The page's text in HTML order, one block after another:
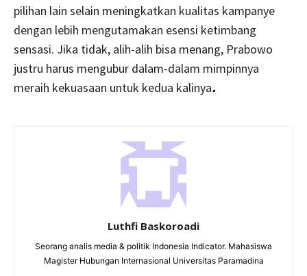
pilihan lain selain meningkatkan kualitas kampanye
dengan lebih mengutamakan esensi ketimbang
sensasi. Jika tidak, alih-alih bisa menang, Prabowo
justru harus mengubur dalam-dalam mimpinnya
meraih kekuasaan untuk kedua kalinya.
Luthfi Baskoroadi
Seorang analis media & politik Indonesia Indicator. Mahasiswa
Magister Hubungan Internasional Universitas Paramadina